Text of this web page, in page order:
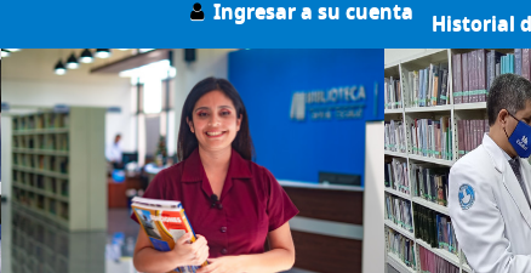
Ingresar a su cuenta Historial